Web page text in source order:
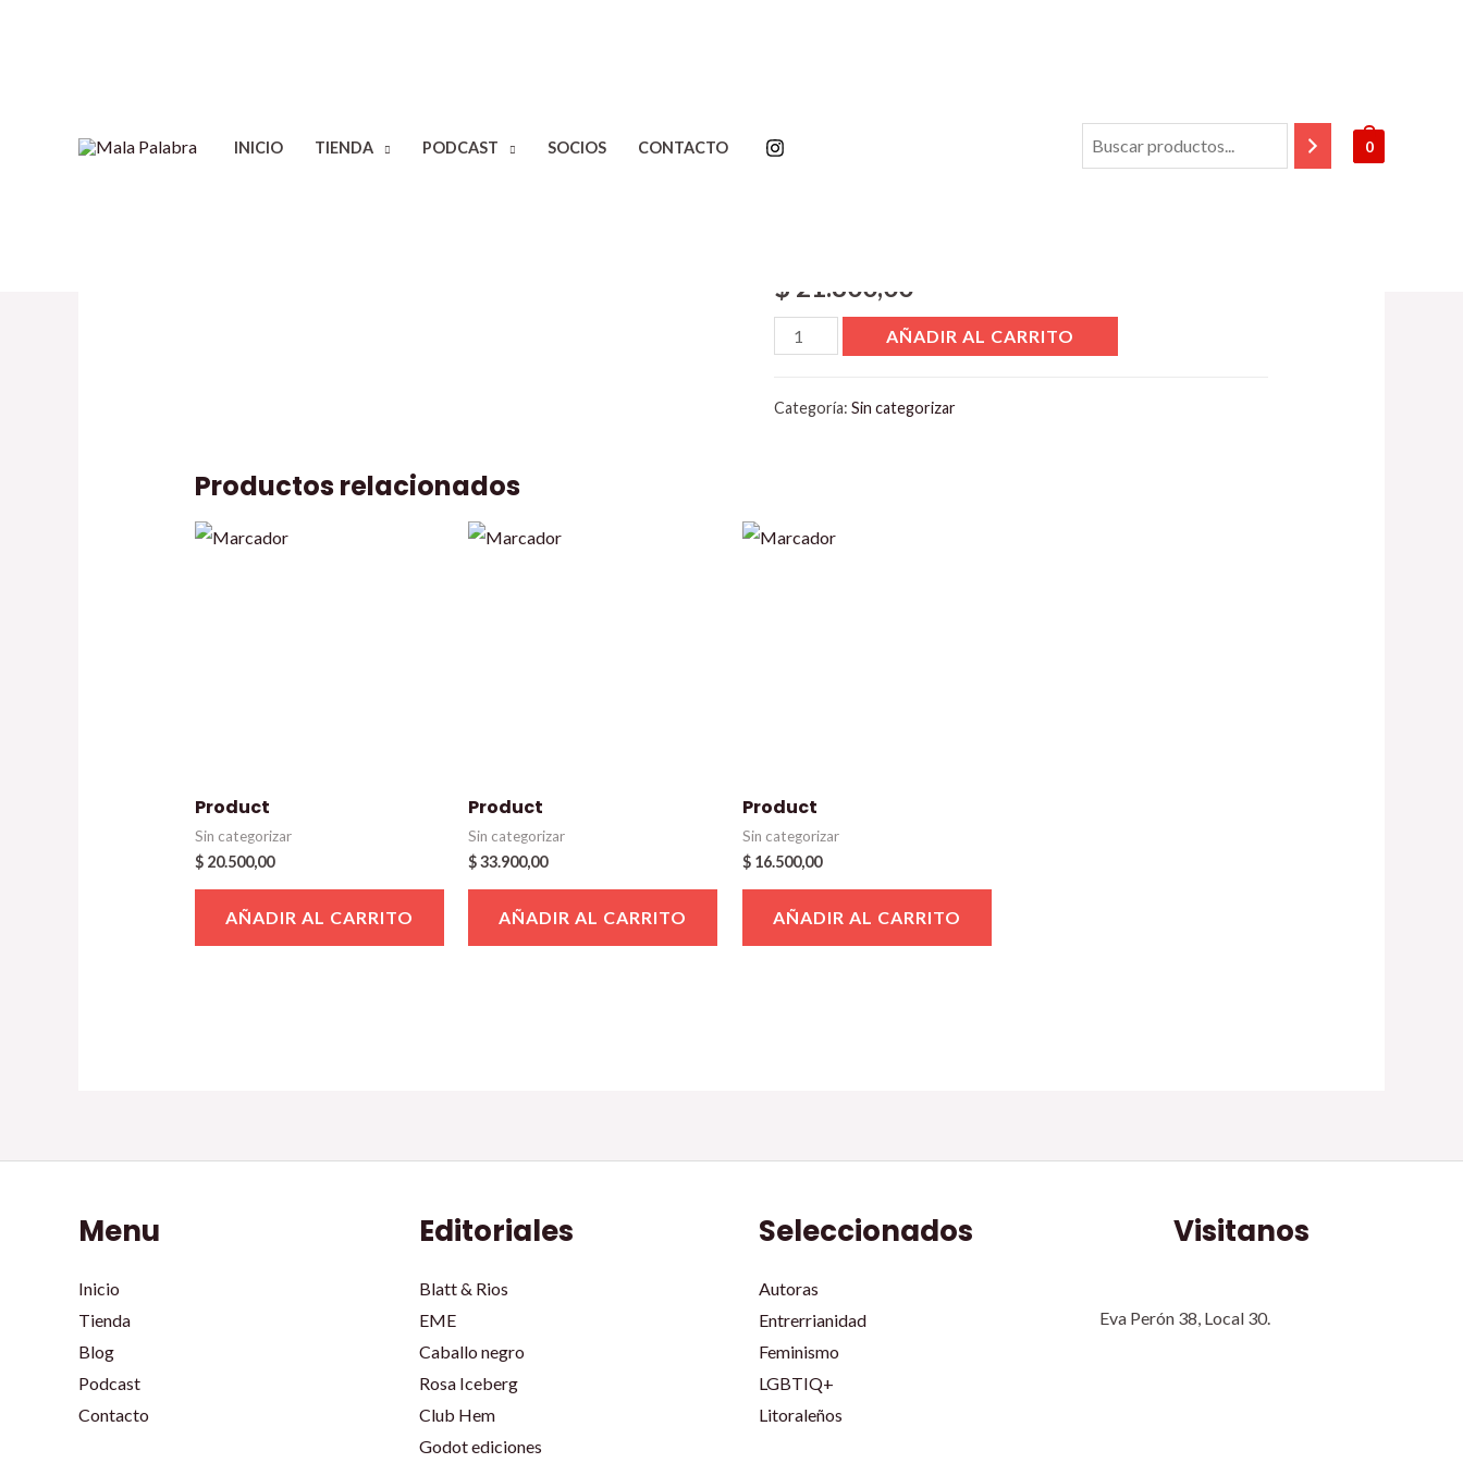
INICIO TIENDA PODCAST SOCIOS CONTACTO 0
$ 21.800,00
AÑADIR AL CARRITO
Categoría:Sin categorizar
Productos relacionados
Product
Sin categorizar
$20.500,00
AÑADIR AL CARRITO
Product
Sin categorizar
$33.900,00
AÑADIR AL CARRITO
Product
Sin categorizar
$ 16.500,00
AÑADIR AL CARRITO
Menu
Inicio
Tienda
Blog
Podcast
Contacto
Editoriales
Blatt & Rios
EME
Caballo negro
Rosa Iceberg
Club Hem
Godot ediciones
Seleccionados
Autoras
Entrerrianidad
Feminismo
LGBTIQ+
Litoraleños
Visitanos
Eva Perón 38, Local 30.